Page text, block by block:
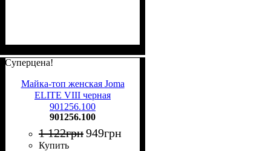
Суперцена!
Майка-топ женская Joma
ELITE VIII черная
901256.100
901256.100
1 122грн949грн
Купить